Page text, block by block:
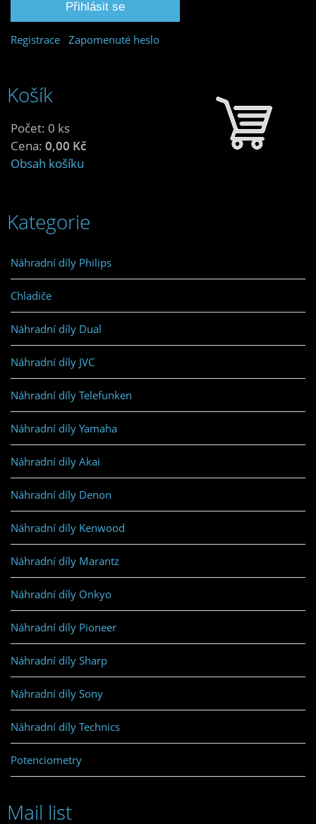
Registrace Zapomenuté heslo
Košík
Počet: 0 ks
Cena: 0,00 Kč
Obsah košíku
Kategorie
Náhradní díly Philips
Chladiče
Náhradní díly Dual
Náhradní díly JVC
Náhradní díly Telefunken
Náhradní díly Yamaha
Náhradní díly Akai
Náhradní díly Denon
Náhradní díly Kenwood
Náhradní díly Marantz
Náhradní díly Onkyo
Náhradní díly Pioneer
Náhradní díly Sharp
Náhradní díly Sony
Náhradní díly Technics
Potenciometry
Mail list